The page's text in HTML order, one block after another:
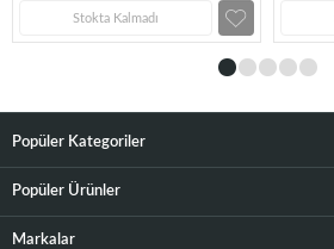
Stokta Kalmadı
Popüler Kategoriler
Popüler Ürünler
Markalar